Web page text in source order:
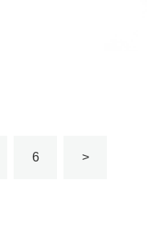
6 >